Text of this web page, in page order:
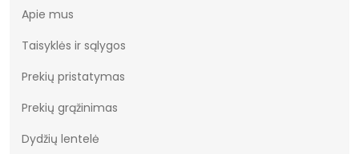
Apie mus
Taisyklės ir sąlygos
Prekių pristatymas
Prekių grąžinimas
Dydžių lentelė